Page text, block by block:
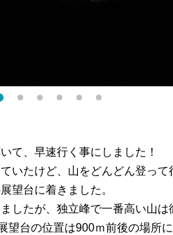
て、早速行く事にしました！
いたけど、山をどんどん登って
望台に着きました。
したが、独立峰で一番高い山は
台の位置は900ｍ前後の場所に